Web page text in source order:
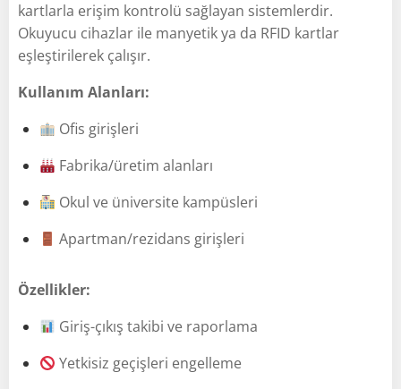
kartlarla erişim kontrolü sağlayan sistemlerdir.
Okuyucu cihazlar ile manyetik ya da RFID kartlar
eşleştirilerek çalışır.
Kullanım Alanları:
Ofis girişleri
Fabrika/üretim alanları
Okul ve üniversite kampüsleri
Apartman/rezidans girişleri
Özellikler:
Giriş-çıkış takibi ve raporlama
Yetkisiz geçişleri engelleme